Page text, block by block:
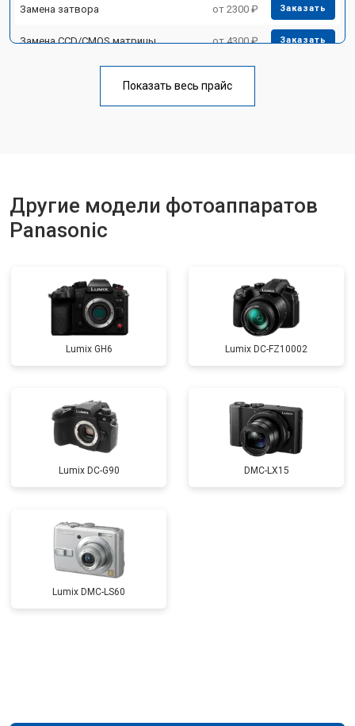
Замена затвора от 2300 ₽ Заказать
Замена CCD/CMOS матрицы от 4300 ₽ Заказать
Чистка матрицы от 3100 ₽
Показать весь прайс
Другие модели фотоаппаратов
Panasonic
Lumix GH6 Lumix DC-FZ10002
Lumix DC-G90 DMC-LX15
Lumix DMC-LS60